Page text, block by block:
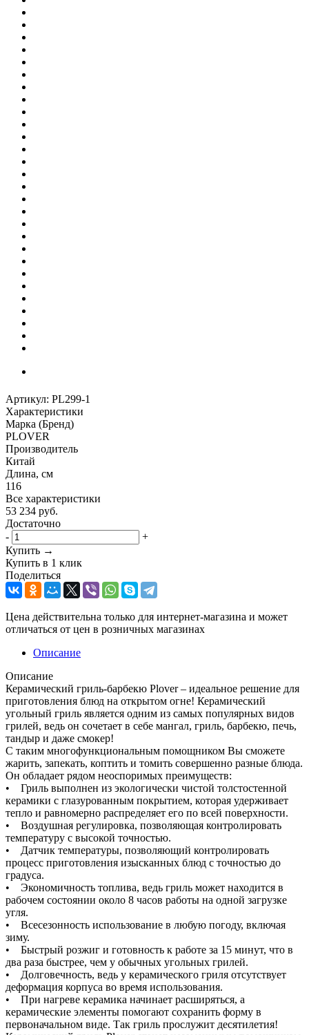
Артикул: PL299-1
Характеристики
Марка (Бренд)
PLOVER
Производитель
Китай
Длина, см
116
Все характеристики
53 234 руб.
Достаточно
-
+
Купить →
Купить в 1 клик
Поделиться
Цена действительна только для интернет-магазина и может
отличаться от цен в розничных магазинах
Описание
Описание
Керамический гриль-барбекю Plover – идеальное решение для
приготовления блюд на открытом огне! Керамический
угольный гриль является одним из самых популярных видов
грилей, ведь он сочетает в себе мангал, гриль, барбекю, печь,
тандыр и даже смокер!
С таким многофункциональным помощником Вы сможете
жарить, запекать, коптить и томить совершенно разные блюда.
Он обладает рядом неоспоримых преимуществ:
• Гриль выполнен из экологически чистой толстостенной
керамики с глазурованным покрытием, которая удерживает
тепло и равномерно распределяет его по всей поверхности.
• Воздушная регулировка, позволяющая контролировать
температуру с высокой точностью.
• Датчик температуры, позволяющий контролировать
процесс приготовления изысканных блюд с точностью до
градуса.
• Экономичность топлива, ведь гриль может находится в
рабочем состоянии около 8 часов работы на одной загрузке
угля.
• Всесезонность использование в любую погоду, включая
зиму.
• Быстрый розжиг и готовность к работе за 15 минут, что в
два раза быстрее, чем у обычных угольных грилей.
• Долговечность, ведь у керамического гриля отсутствует
деформация корпуса во время использования.
• При нагреве керамика начинает расширяться, а
керамические элементы помогают сохранить форму в
первоначальном виде. Так гриль прослужит десятилетия!